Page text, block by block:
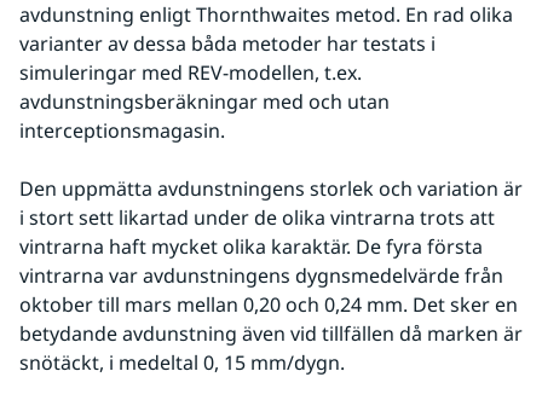
avdunstning enligt Thornthwaites metod. En rad olika
varianter av dessa båda metoder har testats i
simuleringar med REV-modellen, t.ex.
avdunstningsberäkningar med och utan
interceptionsmagasin.
Den uppmätta avdunstningens storlek och variation är
i stort sett likartad under de olika vintrarna trots att
vintrarna haft mycket olika karaktär. De fyra första
vintrarna var avdunstningens dygnsmedelvärde från
oktober till mars mellan 0,20 och 0,24 mm. Det sker en
betydande avdunstning även vid tillfällen då marken är
snötäckt, i medeltal 0, 15 mm/dygn.